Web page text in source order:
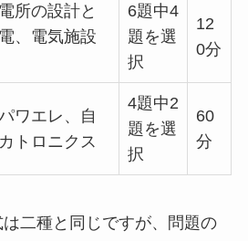
所の設計と
、電気施設
6題中4
題を選
択
12
0分
ワエレ、自
トロニクス
4題中2
題を選
択
60
分
二種と同じですが、問題の